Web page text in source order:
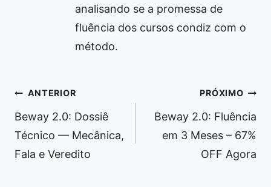
analisando se a promessa de
fluência dos cursos condiz com o
método.
Navegação
de
Post
ANTERIOR
Beway 2.0: Dossiê
Técnico — Mecânica,
Fala e Veredito
PRÓXIMO
Beway 2.0: Fluência
em 3 Meses – 67%
OFF Agora